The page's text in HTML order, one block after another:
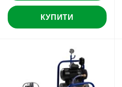
КУПИТИ